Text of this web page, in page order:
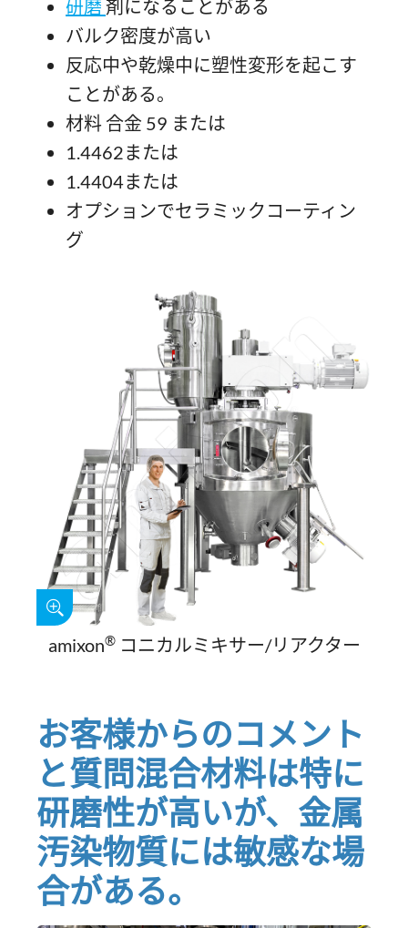
研磨 剤になることがある
バルク密度が高い
反応中や乾燥中に塑性変形を起こす
ことがある。
材料 合金 59 または
1.4462または
1.4404または
オプションでセラミックコーティン
グ
amixon®コニカルミキサー/リアクター
お客様からのコメント
と質問混合材料は特に
研磨性が高いが、金属
汚染物質には敏感な場
合がある。